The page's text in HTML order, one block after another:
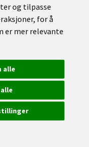
og tilpasse
, for å
er mer relevante
alle